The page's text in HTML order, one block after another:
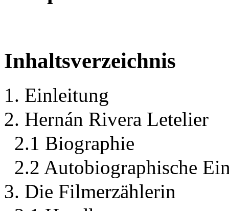
Inhaltsverzeichnis
1. Einleitung
2. Hernán Rivera Letelier
2.1 Biographie
2.2 Autobiographische
3. Die Filmerzählerin